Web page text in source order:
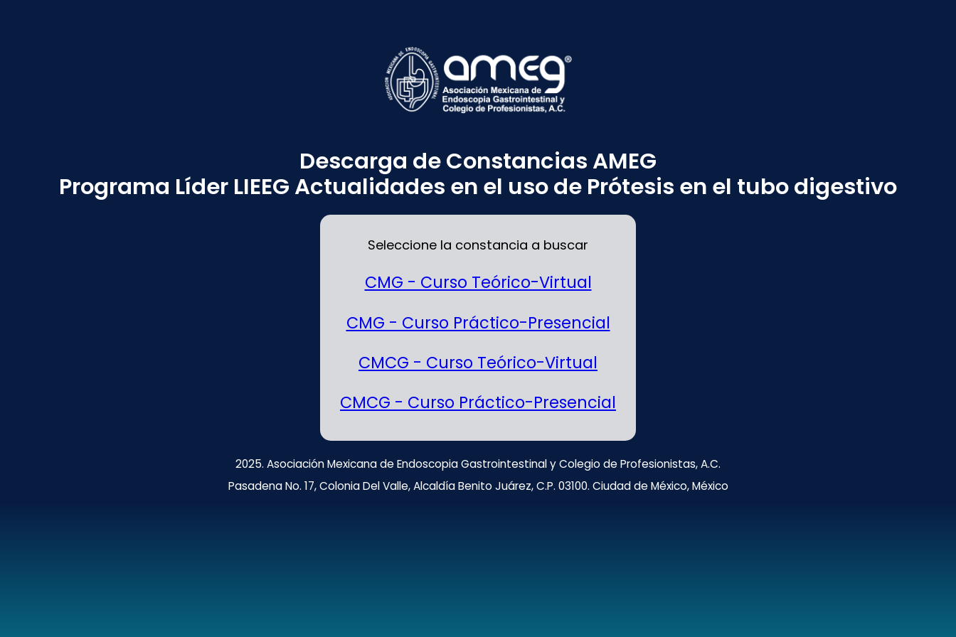
Descarga de Constancias AMEG
Programa Líder LIEEG Actualidades en el uso de Prótesis en el tubo digestivo
Seleccione la constancia a buscar
CMG - Curso Teórico-Virtual
CMG - Curso Práctico-Presencial
CMCG - Curso Teórico-Virtual
CMCG - Curso Práctico-Presencial
2025. Asociación Mexicana de Endoscopia Gastrointestinal y Colegio de Profesionistas, A.C.
Pasadena No. 17, Colonia Del Valle, Alcaldía Benito Juárez, C.P. 03100. Ciudad de México, México